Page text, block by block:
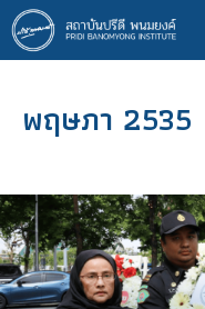
ข้าม
ไป
ยัง
หลักพฤษภา 2535